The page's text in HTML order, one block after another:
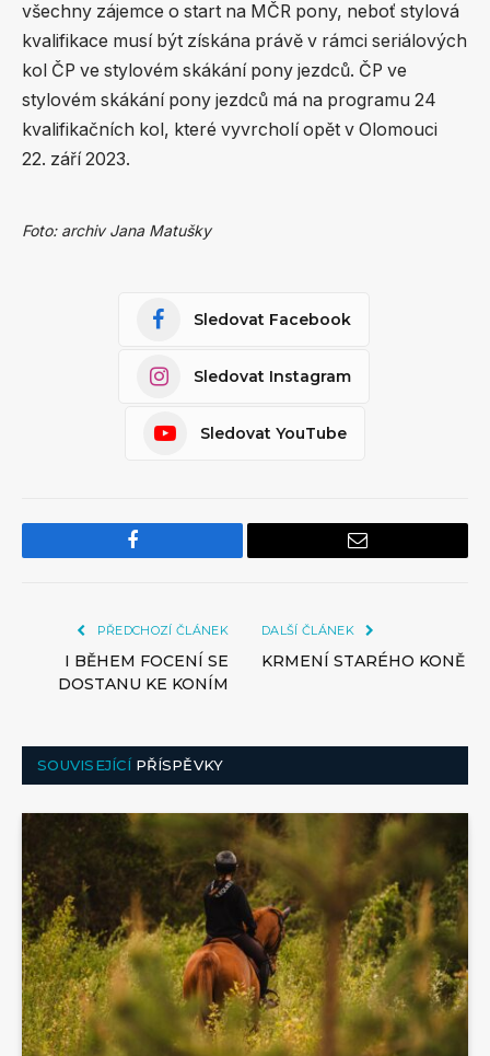
všechny zájemce o start na MČR pony, neboť stylová
kvalifikace musí být získána právě v rámci seriálových
kol ČP ve stylovém skákání pony jezdců. ČP ve
stylovém skákání pony jezdců má na programu 24
kvalifikačních kol, které vyvrcholí opět v Olomouci
22. září 2023.
Foto: archiv Jana Matušky
Sledovat Facebook
Sledovat Instagram
Sledovat YouTube
Facebook Email
PŘEDCHOZÍ ČLÁNEK
I BĚHEM FOCENÍ SE
DOSTANU KE KONÍM
DALŠÍ ČLÁNEK
KRMENÍ STARÉHO KONĚ
SOUVISEJÍCÍPŘÍSPĚVKY